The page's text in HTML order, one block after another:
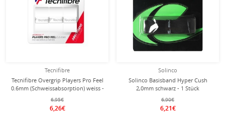
Tecnifibre
Tecnifibre Overgrip Players Pro Feel
0.6mm (Schweissabsorption) weiss -
3er
6,95€
6,26€
Solinco
Solinco Basisband Hyper Cush
2,0mm schwarz - 1 Stück
6,90€
6,21€